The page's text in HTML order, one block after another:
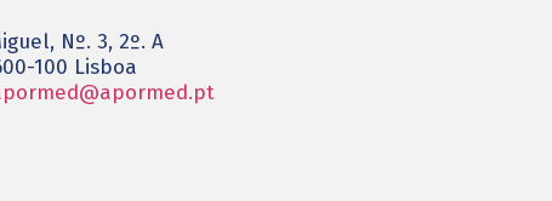
Nº. 3, 2º. A
100 Lisboa